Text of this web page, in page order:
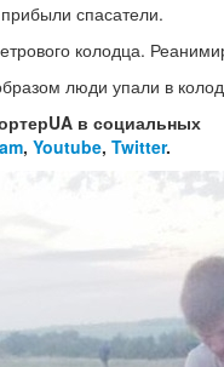
спасатели.
колодца.
люди упали в
в социальных
, Youtube, Twitter.